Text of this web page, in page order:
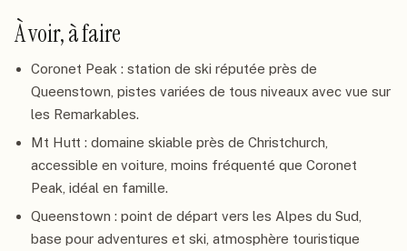
À voir, à faire
Coronet Peak : station de ski réputée près de
Queenstown, pistes variées de tous niveaux avec vue sur
les Remarkables.
Mt Hutt : domaine skiable près de Christchurch,
accessible en voiture, moins fréquenté que Coronet
Peak, idéal en famille.
Queenstown : point de départ vers les Alpes du Sud,
base pour adventures et ski, atmosphère touristique